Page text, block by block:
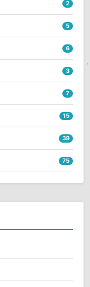
2
5
6
3
7
15
39
75